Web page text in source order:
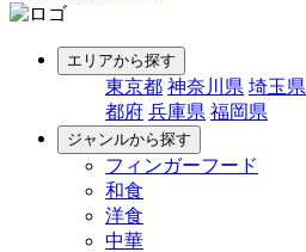
エリアから探す
東京都 神奈川県 埼玉県
都府 兵庫県 福岡県
ジャンルから探す
フィンガーフード
和食
洋食
中華